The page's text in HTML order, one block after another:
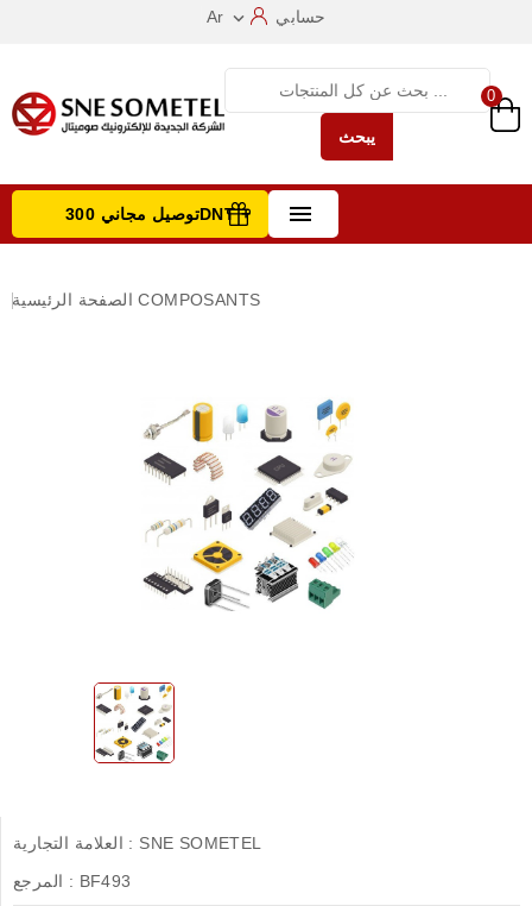
Ar  حسابي
يبحث
0
 توصيل مجاني 300DNT +
الصفحة الرئيسية COMPOSANTS
العلامة التجارية : SNE SOMETEL
المرجع : BF493